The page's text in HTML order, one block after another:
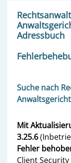
Adressbuch
Suche nach
Mit
3.25.6
Fehler
Client